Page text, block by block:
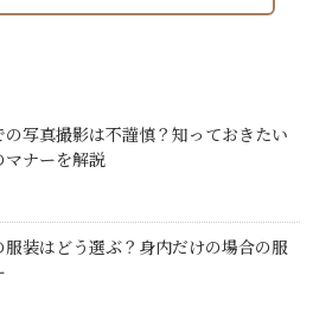
の写真撮影は不謹慎？知っておきたい
マナーを解説
服装はどう選ぶ？身内だけの場合の服